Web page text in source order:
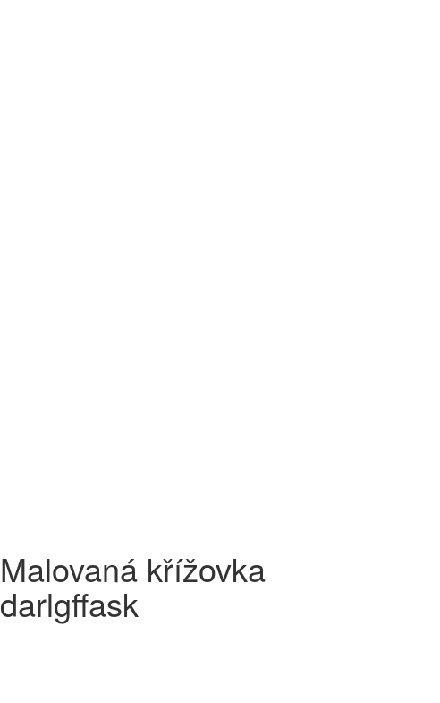
Malovaná křížovka
darlgffask